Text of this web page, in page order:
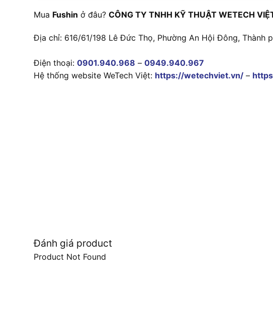
Mua Fushin ở đâu? CÔNG TY TNHH KỸ THUẬT WETECH
Địa chỉ: 616/61/198 Lê Đức Thọ, Phường An Hội Đông, Thành
Điện thoại: 0901.940.968 – 0949.940.967
Hệ thống website WeTech Việt: https://wetechviet.vn/ –
Đánh giá product
Product Not Found